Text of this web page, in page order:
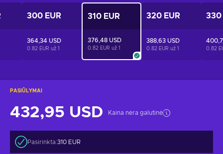
PASIŪLYMAI
432,95 USD Kaina nėra galutinė
Pasirinkta:310 EUR
300 EUR
364,34 USD
0.82 EUR už 1
310 EUR
376,48 USD
0.82 EUR už 1
320 EUR
388,63 USD
0.82 EUR už 1
330
0.82